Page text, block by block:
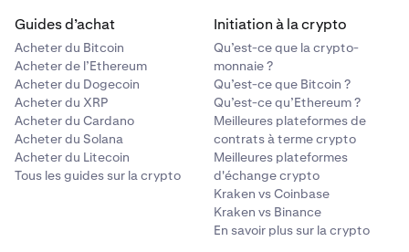
Guides d’achat
Acheter du Bitcoin
Acheter de l’Ethereum
Acheter du Dogecoin
Acheter du XRP
Acheter du Cardano
Acheter du Solana
Acheter du Litecoin
Tous les guides sur la crypto
Initiation à la crypto
Qu’est-ce que la crypto-
monnaie ?
Qu’est-ce que Bitcoin ?
Qu’est-ce qu’Ethereum ?
Meilleures plateformes de
contrats à terme crypto
Meilleures plateformes
d'échange crypto
Kraken vs Coinbase
Kraken vs Binance
En savoir plus sur la crypto